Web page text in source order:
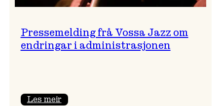
Pressemelding frå Vossa Jazz om
endringar i administrasjonen
Les meir: